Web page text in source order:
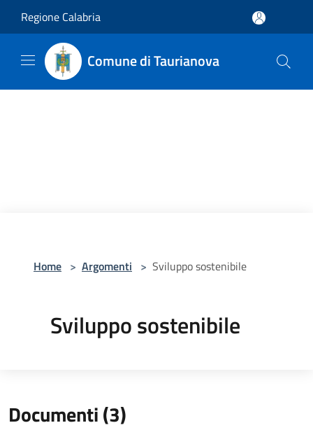
Regione Calabria
Comune di Taurianova
Home > Argomenti > Sviluppo sostenibile
Sviluppo sostenibile
Documenti (3)